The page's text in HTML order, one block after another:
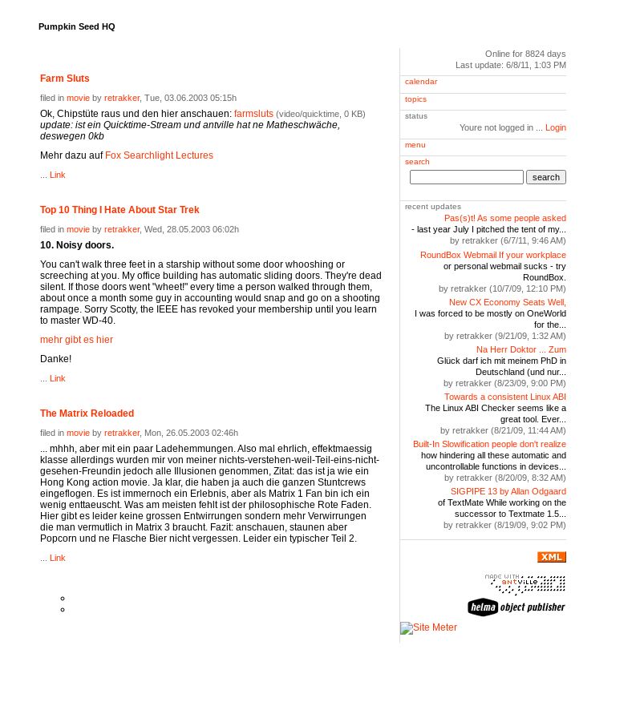
Pumpkin Seed HQ
Farm Sluts
filed in movie by retrakker, Tue, 03.06.2003 05:15h
Ok, Chipstüte raus und den hier anschauen: farmsluts (video/quicktime, 0 KB)
update: ist ein Quicktime-Stream und antville hat ne Matheschwäche,
deswegen 0kb
Mehr dazu auf Fox Searchlight Lectures
Link
Top 10 Thing I Hate About Star Trek
filed in movie by retrakker, Wed, 28.05.2003 06:02h
10. Noisy doors.
You can't walk three feet in a starship without some door whooshing or
screeching at you. My office building has automatic sliding doors. They're dead
silent. If those doors went "wheet!" every time a person walked through them,
about once a month some guy in accounting would snap and go on a shooting
rampage. Sorry Scotty, the IEEE has revoked your membership until you learn
to master WD-40.
mehr gibt es hier
Danke!
Link
The Matrix Reloaded
filed in movie by retrakker, Mon, 26.05.2003 02:46h
... mhhh, aber mit ein paar Ladehemmungen. Also mal ehrlich, effektmaessig
klasse allerdings wurden mir von meiner nichts-verstehen-weil-Teil-eins-nicht-
gesehen-Freundin jedoch alle Illusionen genommen, Zitat: das ist ja wie ein
Hong Kong action movie. Ja klar, die haben ja auch die ganzen Stuntcrews
eingeflogen. Es ist immernoch ein Erlebnis, aber als Matrix 1 Fan bin ich ein
wenig enttaeuscht. Was am meisten fehlt ist der philosophische Rote Faden.
Hier gibt es leider keine grossen Entwirrungen sondern mehr Verwirrungen
die man vermutlich in Matrix 3 braucht. Fazit: anschauen, staunen aber
Popcorn und ne Flasche Bier nicht vergessen. Leider ein typischer Teil 2.
Link
Online for 8824 days
Last update: 6/8/11, 1:03 PM
calendar
topics
status
Youre not logged in ... Login
menu
search
search
recent updates
Pas(s)t! As some people asked
- last year July I pitched the tent of my...
by retrakker (6/7/11, 9:46 AM)
RoundBox Webmail If your workplace
or personal webmail sucks - try
RoundBox.
by retrakker (10/7/09, 12:10 PM)
New CX Economy Seats Well,
I was forced to be mostly on OneWorld
for the...
by retrakker (9/21/09, 1:32 AM)
Na Herr Doktor ... Zum
Glück darf ich mit meinem PhD in
Deutschland (und nur...
by retrakker (8/23/09, 9:00 PM)
Towards a consistent Linux ABI
The Linux ABI Checker seems like a
great tool. Ever...
by retrakker (8/21/09, 11:44 AM)
Built-In Slowification people don't realize
how hindering all these automatic and
uncontrollable functions in devices...
by retrakker (8/20/09, 8:32 AM)
SIGPIPE 13 by Allan Odgaard
of TextMate While working on the
successor to Textmate 1.5...
by retrakker (8/19/09, 9:02 PM)